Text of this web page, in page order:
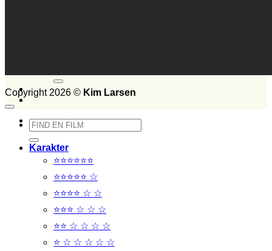
efter:
Copyright 2026 © Kim Larsen
Søg
efter:
Karakter
⭐⭐⭐⭐⭐⭐
⭐⭐⭐⭐⭐ ☆
⭐⭐⭐⭐ ☆ ☆
⭐⭐⭐ ☆ ☆ ☆
⭐⭐ ☆ ☆ ☆ ☆
⭐ ☆ ☆ ☆ ☆ ☆